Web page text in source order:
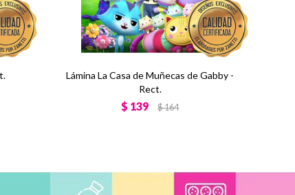
Lámina La Casa de Muñecas de Gabby -
Rect.
$ 139 $164